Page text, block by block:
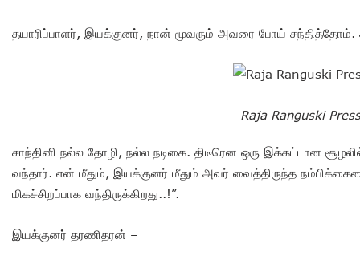
தயாரிப்பாளர், இயக்குனர், நான் மூவரும் அவரை போய்
Raja Ranguski
சாந்தினி நல்ல தோழி, நல்ல நடிகை. திடீரென ஒரு இக்கட்டான
வந்தார். என் மீதும், இயக்குனர் மீதும் அவர் வைத்திருந்த
மிகச்சிறப்பாக வந்திருக்கிறது..!”.
இயக்குனர் தரணிதரன் –